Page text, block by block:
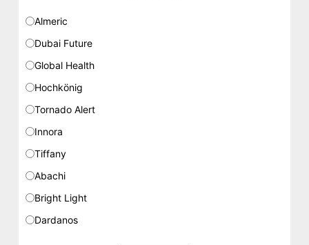
Almeric
Dubai Future
Global Health
Hochkönig
Tornado Alert
Innora
Tiffany
Abachi
Bright Light
Dardanos